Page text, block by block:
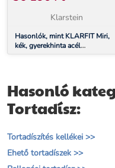
Klarstein
Hasonlók, mint KLARFIT Miri,
kék, gyerekhinta acél
konstrukcióval, kerti
Hasonló
Tortadísz:
Tortadíszítés kellékei >>
Ehető tortadíszek >>